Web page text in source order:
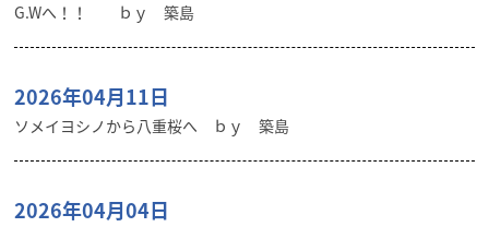
G.Wへ！！ ｂｙ 築島
2026年04月11日
ソメイヨシノから八重桜へ ｂｙ 築島
2026年04月04日